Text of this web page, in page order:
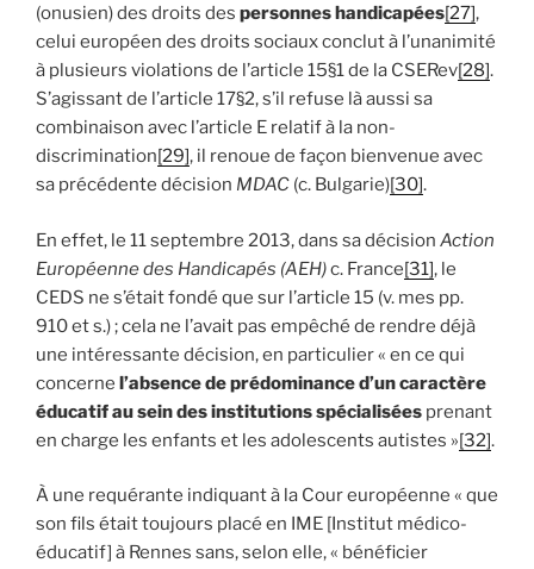
(onusien) des droits des personnes handicapées[27],
celui européen des droits sociaux conclut à l’unanimité
à plusieurs violations de l’article 15§1 de la CSERev[28].
S’agissant de l’article 17§2, s’il refuse là aussi sa
combinaison avec l’article E relatif à la non-
discrimination[29], il renoue de façon bienvenue avec
sa précédente décision MDAC (c. Bulgarie)[30].
En effet, le 11 septembre 2013, dans sa décision Action
Européenne des Handicapés (AEH)c. France[31], le
CEDS ne s’était fondé que sur l’article 15 (v. mes pp.
910 et s.) ; cela ne l’avait pas empêché de rendre déjà
une intéressante décision, en particulier « en ce qui
concerne l’absence de prédominance d’un caractère
éducatif au sein des institutions spécialisées prenant
en charge les enfants et les adolescents autistes »[32].
À une requérante indiquant à la Cour européenne « que
son fils était toujours placé en IME [Institut médico-
éducatif] à Rennes sans, selon elle, « bénéficier